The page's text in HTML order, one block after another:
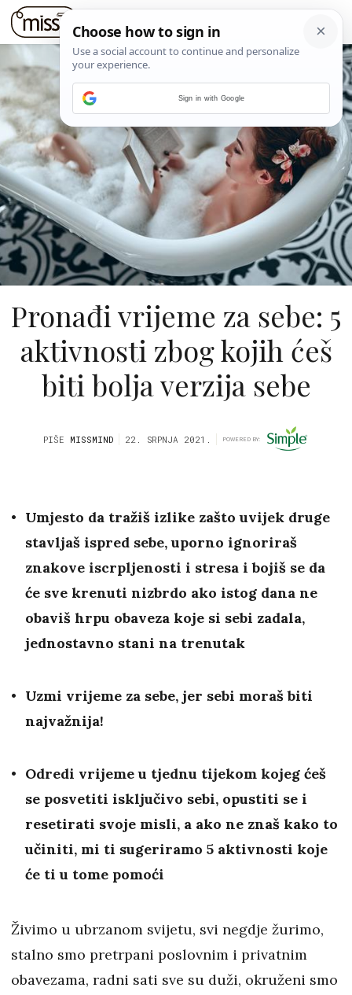
Pronađi vrijeme za sebe: 5
aktivnosti zbog kojih ćeš
biti bolja verzija sebe
PIŠE MISSMIND 22. SRPNJA 2021. POWERED BY:
Umjesto da tražiš izlike zašto uvijek druge
stavljaš ispred sebe, uporno ignoriraš
znakove iscrpljenosti i stresa i bojiš se da
će sve krenuti nizbrdo ako istog dana ne
obaviš hrpu obaveza koje si sebi zadala,
jednostavno stani na trenutak
Uzmi vrijeme za sebe, jer sebi moraš biti
najvažnija!
Odredi vrijeme u tjednu tijekom kojeg ćeš
se posvetiti isključivo sebi, opustiti se i
resetirati svoje misli, a ako ne znaš kako to
učiniti, mi ti sugeriramo 5 aktivnosti koje
će ti u tome pomoći
Živimo u ubrzanom svijetu, svi negdje žurimo,
stalno smo pretrpani poslovnim i privatnim
obavezama, radni sati sve su duži, okruženi smo
Sign in with Google